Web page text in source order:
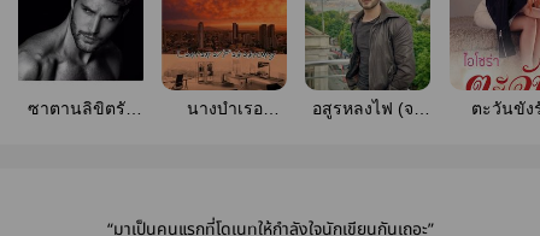
ซาตานลิขิตรัก
นางบำเรอ
อสูรหลงไฟ (จบ
ตะวันขัง
“มาเป็นคนแรกที่โดเนทให้กำลังใจนักเขียนกันเถอะ”